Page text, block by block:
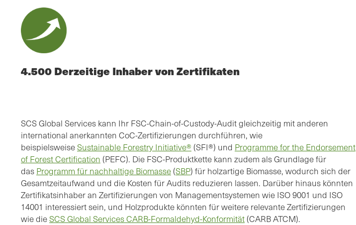
4.500 Derzeitige Inhaber von Zertifikaten
SCS Global Services kann Ihr FSC-Chain-of-Custody-Audit gleichzeitig mit anderen
international anerkannten CoC-Zertifizierungen durchführen, wie
beispielsweiseSustainable Forestry Initiative® (SFI®) und Programme for the Endorsement
of Forest Certification (PEFC). Die FSC-Produktkette kann zudem als Grundlage für
das Programm für nachhaltige Biomasse (SBP) für holzartige Biomasse, wodurch sich der
Gesamtzeitaufwand und die Kosten für Audits reduzieren lassen. Darüber hinaus könnten
Zertifikatsinhaber an Zertifizierungen von Managementsystemen wie ISO 9001 und ISO
14001 interessiert sein, und Holzprodukte könnten für weitere relevante Zertifizierungen
wie dieSCS Global Services CARB-Formaldehyd-Konformität (CARB ATCM).